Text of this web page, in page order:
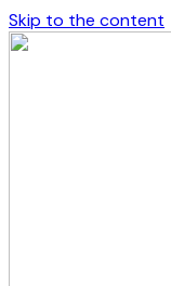
Skip to the content